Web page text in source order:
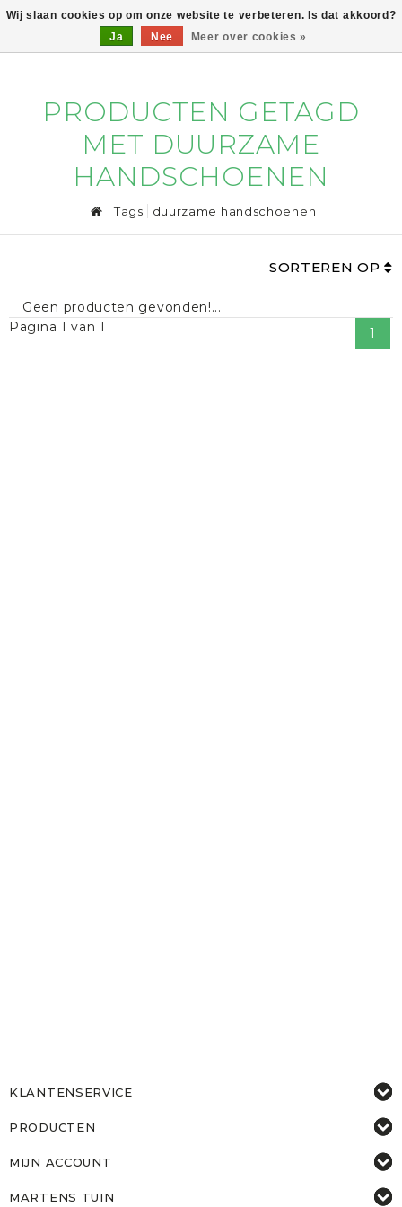
0
PRODUCTEN GETAGD
MET DUURZAME
HANDSCHOENEN
Tags duurzame handschoenen
SORTEREN OP
Geen producten gevonden!...
Pagina 1 van 1
1
KLANTENSERVICE
PRODUCTEN
MIJN ACCOUNT
MARTENS TUIN
Wij slaan cookies op om onze website te verbeteren. Is dat akkoord?
Ja
Nee Meer over cookies »